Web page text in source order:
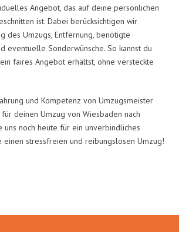
Angebot, das auf deine persönlichen
ist. Dabei berücksichtigen wir
des Umzugs, Entfernung, benötigte
eventuelle Sonderwünsche. So kannst du
faires Angebot erhältst, ohne versteckte
und Kompetenz von Umzugsmeister
deinen Umzug von Wiesbaden nach
uns noch heute für ein unverbindliches
stressfreien und reibungslosen Umzug!